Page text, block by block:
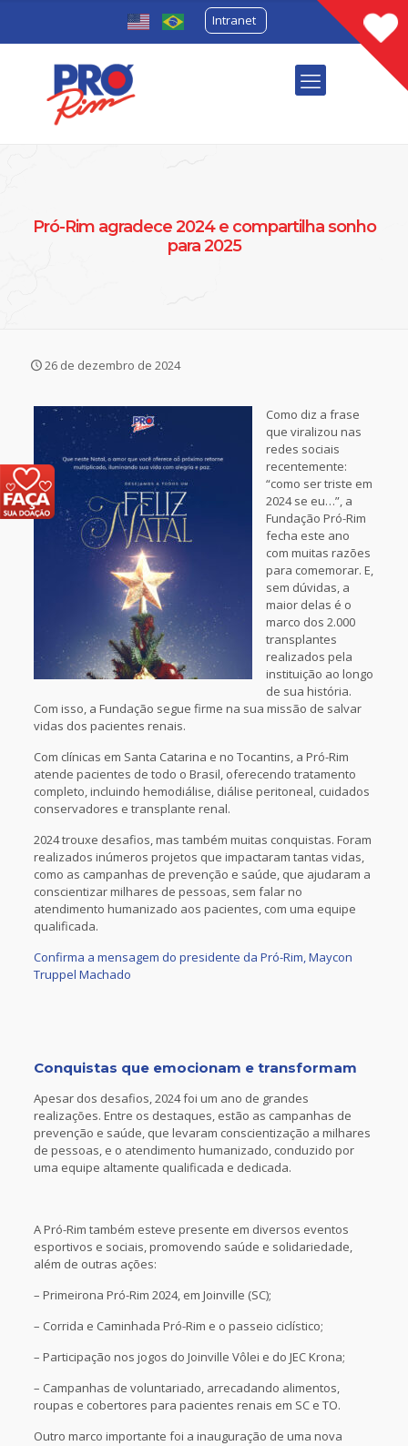
Intranet
Pró-Rim agradece 2024 e compartilha sonho
para 2025
26 de dezembro de 2024
Como diz a frase
que viralizou nas
redes sociais
recentemente:
“como ser triste em
2024 se eu…”, a
Fundação Pró-Rim
fecha este ano
com muitas razões
para comemorar. E,
sem dúvidas, a
maior delas é o
marco dos 2.000
transplantes
realizados pela
instituição ao longo
de sua história.
Com isso, a Fundação segue firme na sua missão de salvar
vidas dos pacientes renais.
Com clínicas em Santa Catarina e no Tocantins, a Pró-Rim
atende pacientes de todo o Brasil, oferecendo tratamento
completo, incluindo hemodiálise, diálise peritoneal, cuidados
conservadores e transplante renal.
2024 trouxe desafios, mas também muitas conquistas. Foram
realizados inúmeros projetos que impactaram tantas vidas,
como as campanhas de prevenção e saúde, que ajudaram a
conscientizar milhares de pessoas, sem falar no
atendimento humanizado aos pacientes, com uma equipe
qualificada.
Confirma a mensagem do presidente da Pró-Rim, Maycon
Truppel Machado
Conquistas que emocionam e transformam
Apesar dos desafios, 2024 foi um ano de grandes
realizações. Entre os destaques, estão as campanhas de
prevenção e saúde, que levaram conscientização a milhares
de pessoas, e o atendimento humanizado, conduzido por
uma equipe altamente qualificada e dedicada.
A Pró-Rim também esteve presente em diversos eventos
esportivos e sociais, promovendo saúde e solidariedade,
além de outras ações:
– Primeirona Pró-Rim 2024, em Joinville (SC);
– Corrida e Caminhada Pró-Rim e o passeio ciclístico;
– Participação nos jogos do Joinville Vôlei e do JEC Krona;
– Campanhas de voluntariado, arrecadando alimentos,
roupas e cobertores para pacientes renais em SC e TO.
Outro marco importante foi a inauguração de uma nova